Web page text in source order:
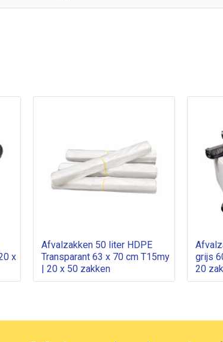
x
Afvalzakken 50 liter HDPE
Transparant 63 x 70 cm T15my
| 20 x 50 zakken
grijs
20